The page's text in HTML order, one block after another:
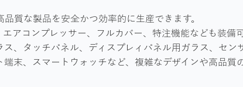
質な製品を安全かつ効率的に生産できます。
アコンプレッサー、フルカバー、特注機能なども装備可
、タッチパネル、ディスプレィパネル用ガラス、セン
末、スマートウォッチなど、複雑なデザインや高品質